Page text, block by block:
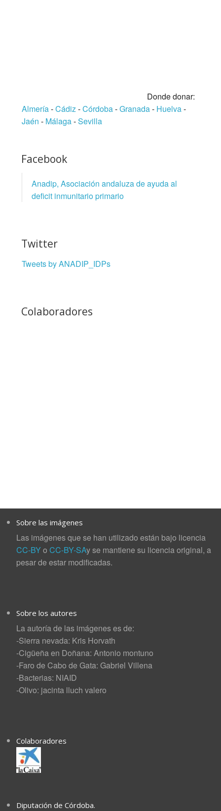
Donde donar:
Almería-Cádiz-Córdoba-Granada- Huelva-
Jaén - Málaga-Sevilla
Facebook
Anadip, Asociación andaluza de ayuda al
deficit inmunitario primario
Twitter
Tweets by ANADIP_IDPs
Colaboradores
Sobre las imágenes
Las imágenes que se han utilizado están bajo licencia
CC-BYo CC-BY-SAy se mantiene su licencia original, a
pesar de estar modificadas.
Sobre los autores
La autoría de las imágenes es de:
-Sierra nevada: Kris Horvath
-Cigüeña en Doñana: Antonio montuno
-Faro de Cabo de Gata: Gabriel Villena
-Bacterias: NIAID
-Olivo: jacinta lluch valero
Colaboradores
Diputación de Córdoba.